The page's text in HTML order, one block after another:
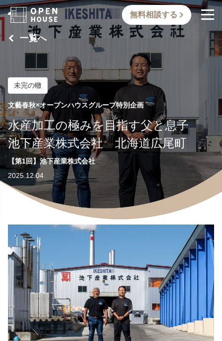
無料相談する
一覧へ
未完の轍
文藝春秋×オープンハウスグループ特別企画
水産加工の極みを目指す父と息子
池下産業株式会社 北海道広尾町
【第1回】池下産業株式会社
2025.12.04